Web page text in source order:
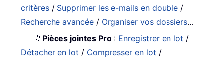
critères / Supprimer les e-mails en double /
Recherche avancée / Organiser vos dossiers…
📁 Pièces jointes Pro : Enregistrer en lot /
Détacher en lot / Compresser en lot /